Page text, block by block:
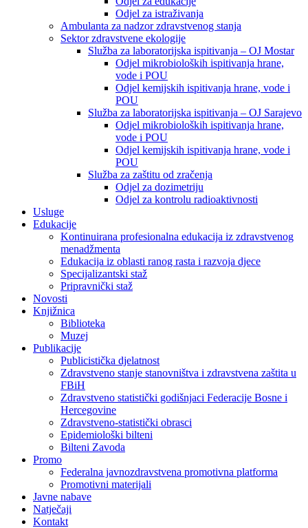
Odjel za istraživanja
Ambulanta za nadzor zdravstvenog stanja
Sektor zdravstvene ekologije
Služba za laboratorijska ispitivanja – OJ Mostar
Odjel mikrobioloških ispitivanja hrane,
vode i POU
Odjel kemijskih ispitivanja hrane, vode i
POU
Služba za laboratorijska ispitivanja – OJ Sarajevo
Odjel mikrobioloških ispitivanja hrane,
vode i POU
Odjel kemijskih ispitivanja hrane, vode i
POU
Služba za zaštitu od zračenja
Odjel za dozimetriju
Odjel za kontrolu radioaktivnosti
Usluge
Edukacije
Kontinuirana profesionalna edukacija iz zdravstvenog
menadžmenta
Edukacija iz oblasti ranog rasta i razvoja djece
Specijalizantski staž
Pripravnički staž
Novosti
Knjižnica
Biblioteka
Muzej
Publikacije
Publicistička djelatnost
Zdravstveno stanje stanovništva i zdravstvena zaštita u
FBiH
Zdravstveno statistički godišnjaci Federacije Bosne i
Hercegovine
Zdravstveno-statistički obrasci
Epidemiološki bilteni
Bilteni Zavoda
Promo
Federalna javnozdravstvena promotivna platforma
Promotivni materijali
Javne nabave
Natječaji
Kontakt